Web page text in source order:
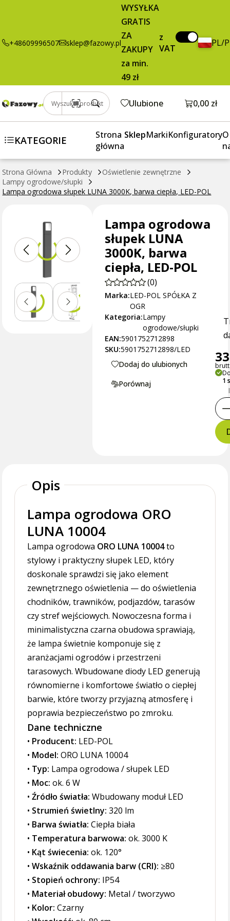
+48609996507 sklep@fazowy.pl
WYSYŁKA
GRATIS
ZA
ZAKUPY
za min.
49 zł
z
VAT
PL/
Wyszukaj produkt Ulubione Otwórz
0,00 zł
KATEGORIE
Strona
główna
SklepMarkiKonfiguratoryO
Strona Główna Produkty
Oświetlenie zewnętrzne
Lampy ogrodowe/słupki
Lampa ogrodowa słupek LUNA 3000K, barwa ciepła, LED-POL
ciepła, LED-
brutto / szt. Dodaj do koszyka
Lampa ogrodowa
słupek LUNA
3000K, barwa
ciepła, LED-POL
(0)
Marka:LED-POL SPÓŁKA Z
OGR
Kategoria:Lampy
ogrodowe/słupki
EAN:5901752712898
SKU:5901752712898/LED
Dodaj do ulubionych
Porównaj
1
Opis
Lampa ogrodowa ORO
LUNA 10004
Lampa ogrodowa ORO LUNA 10004to
stylowy i praktyczny słupek LED, który
doskonale sprawdzi się jako element
zewnętrznego oświetlenia — do oświetlenia
chodników, trawników, podjazdów, tarasów
czy stref wejściowych. Nowoczesna forma i
minimalistyczna czarna obudowa sprawiają,
że lampa świetnie komponuje się z
aranżacjami ogrodów i przestrzeni
tarasowych. Wbudowane diody LED generują
równomierne i komfortowe światło o ciepłej
barwie, które tworzy przyjazną atmosferę i
poprawia bezpieczeństwo po zmroku.
Dane techniczne
• Producent: LED-POL
• Model: ORO LUNA 10004
• Typ: Lampa ogrodowa / słupek LED
• Moc: ok. 6 W
•Źródło światła: Wbudowany moduł LED
• Strumień świetlny: 320 lm
• Barwa światła: Ciepła biała
• Temperatura barwowa: ok. 3000 K
• Kąt świecenia: ok. 120°
•Wskaźnik oddawania barw (CRI): ≥80
• Stopień ochrony: IP54
• Materiał obudowy: Metal / tworzywo
• Kolor: Czarny